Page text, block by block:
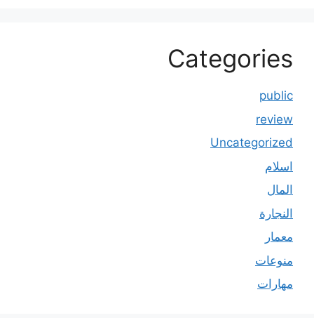
Categories
public
review
Uncategorized
اسلام
المال
النجارة
معمار
منوعات
مهارات